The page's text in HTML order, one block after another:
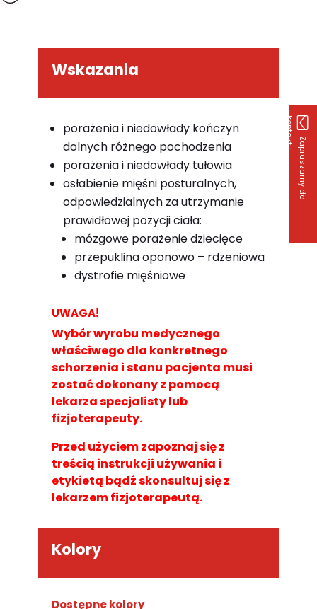
Z
a
p
r
a
s
z
a
m
y
d
o
k
o
n
t
a
k
t
u
Wskazania
porażenia i niedowłady kończyn
dolnych różnego pochodzenia
porażenia i niedowłady tułowia
osłabienie mięśni posturalnych,
odpowiedzialnych za utrzymanie
prawidłowej pozycji ciała:
mózgowe porażenie dziecięce
przepuklina oponowo – rdzeniowa
dystrofie mięśniowe
UWAGA!
Wybór wyrobu medycznego
właściwego dla konkretnego
schorzenia i stanu pacjenta musi
zostać dokonany z pomocą
lekarza specjalisty lub
fizjoterapeuty.
Przed użyciem zapoznaj się z
treścią instrukcji używania i
etykietą bądź skonsultuj się z
lekarzem fizjoterapeutą.
Kolory
Dostępne kolory